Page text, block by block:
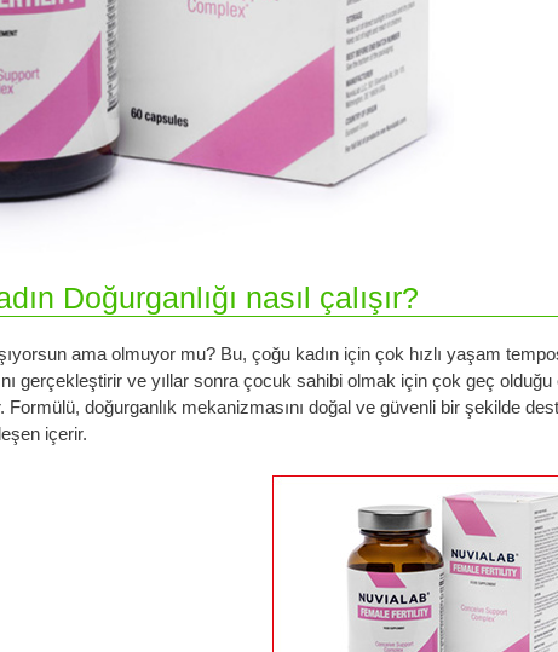
Doğurganlığı nasıl çalışır?
ama olmuyor mu? Bu, çoğu kadın için çok hızlı yaşam
gerçekleştirir ve yıllar sonra çocuk sahibi olmak için çok geç
Formülü, doğurganlık mekanizmasını doğal ve güvenli bir şekilde
içerir.